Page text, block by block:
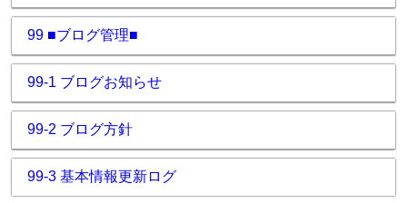
99 ■ブログ管理■
99-1 ブログお知らせ
99-2 ブログ方針
99-3 基本情報更新ログ